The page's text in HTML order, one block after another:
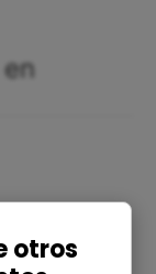
otros